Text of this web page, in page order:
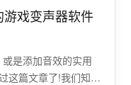
游戏变声器软件
是添加音效的实用
这篇文章了!我们知道